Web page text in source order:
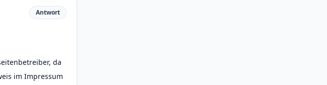
Antwort
da
im Impressum